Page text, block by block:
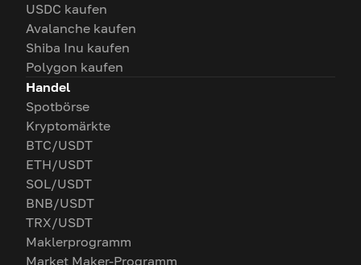
USDC kaufen
Avalanche kaufen
Shiba Inu kaufen
Polygon kaufen
Handel
Spotbörse
Kryptomärkte
BTC/USDT
ETH/USDT
SOL/USDT
BNB/USDT
TRX/USDT
Maklerprogramm
Market Maker-Programm